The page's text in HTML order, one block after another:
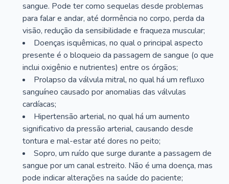
sangue. Pode ter como sequelas desde problemas
para falar e andar, até dormência no corpo, perda da
visão, redução da sensibilidade e fraqueza muscular;
Doenças isquêmicas, no qual o principal aspecto
presente é o bloqueio da passagem de sangue (o que
inclui oxigênio e nutrientes) entre os órgãos;
Prolapso da válvula mitral, no qual há um refluxo
sanguíneo causado por anomalias das válvulas
cardíacas;
Hipertensão arterial, no qual há um aumento
significativo da pressão arterial, causando desde
tontura e mal-estar até dores no peito;
Sopro, um ruído que surge durante a passagem de
sangue por um canal estreito. Não é uma doença, mas
pode indicar alterações na saúde do paciente;